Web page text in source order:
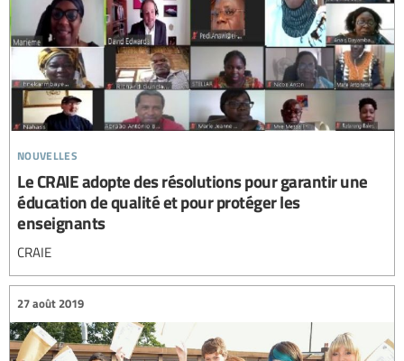
nouvelles
Le CRAIE adopte des résolutions pour garantir une
éducation de qualité et pour protéger les
enseignants
CRAIE
27 août 2019